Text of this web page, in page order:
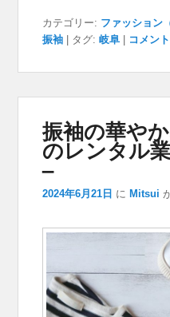
カテゴリー: ファッション
振袖
タグ: 岐阜 コメン
振袖の華や
のレンタル
–
2024年6月21日 に Mitsui